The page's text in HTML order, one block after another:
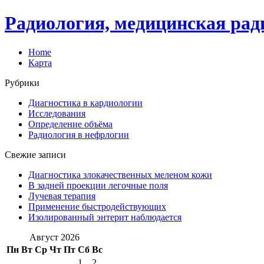
Радиология, медицинская
Home
Карта
Рубрики
Диагностика в кардиологии
Исследования
Определение объёма
Радиология в нефрлогии
Свежие записи
Диагностика злокачественных меленом кожи
В задней проекции легочные поля
Лучевая терапия
Применение быстродействующих
Изолированный энтерит наблюдается
Август 2026
Пн Вт Ср Чт Пт Сб Вс